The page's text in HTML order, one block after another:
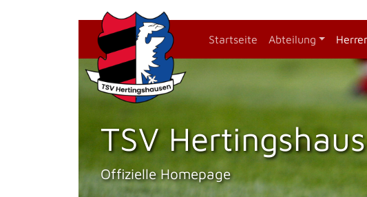
Startseite Abteilung
TSV
Offizielle Homepage